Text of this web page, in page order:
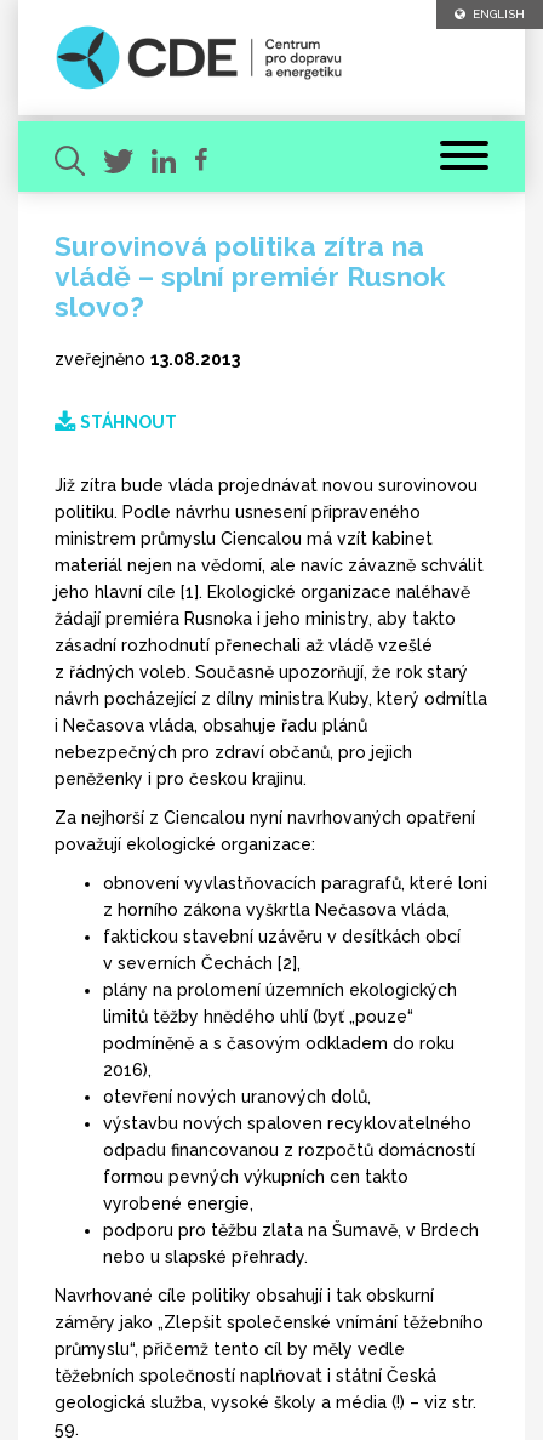
ENGLISH
Surovinová politika zítra na
vládě – splní premiér Rusnok
slovo?
zveřejněno 13.08.2013
STÁHNOUT
Již zítra bude vláda projednávat novou surovinovou
politiku. Podle návrhu usnesení připraveného
ministrem průmyslu Ciencalou má vzít kabinet
materiál nejen na vědomí, ale navíc závazně schválit
jeho hlavní cíle [1]. Ekologické organizace naléhavě
žádají premiéra Rusnoka i jeho ministry, aby takto
zásadní rozhodnutí přenechali až vládě vzešlé
z řádných voleb. Současně upozorňují, že rok starý
návrh pocházející z dílny ministra Kuby, který odmítla
i Nečasova vláda, obsahuje řadu plánů
nebezpečných pro zdraví občanů, pro jejich
peněženky i pro českou krajinu.
Za nejhorší z Ciencalou nyní navrhovaných opatření
považují ekologické organizace:
obnovení vyvlastňovacích paragrafů, které loni
z horního zákona vyškrtla Nečasova vláda,
faktickou stavební uzávěru v desítkách obcí
v severních Čechách [2],
plány na prolomení územních ekologických
limitů těžby hnědého uhlí (byť „pouze“
podmíněně a s časovým odkladem do roku
2016),
otevření nových uranových dolů,
výstavbu nových spaloven recyklovatelného
odpadu financovanou z rozpočtů domácností
formou pevných výkupních cen takto
vyrobené energie,
podporu pro těžbu zlata na Šumavě, v Brdech
nebo u slapské přehrady.
Navrhované cíle politiky obsahují i tak obskurní
záměry jako „Zlepšit společenské vnímání těžebního
průmyslu“, přičemž tento cíl by měly vedle
těžebních společností naplňovat i státní Česká
geologická služba, vysoké školy a média (!) – viz str.
59.
Hledaný výraz
VYHLEDAT